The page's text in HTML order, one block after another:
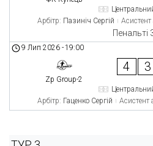
Арбітр: Пазиніч Сергій Асистент
Пенальті
9 Лип 2026 -19:00
Zp Group-2
4 3
Арбітр: Гаценко Сергій Асистент